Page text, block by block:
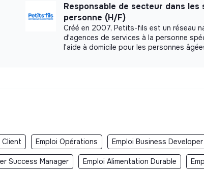
Responsable de secteur dans les
personne (H/F)
Créé en 2007, Petits-fils est un réseau
d'agences de services à la personne
l'aide à domicile pour les personnes
Emploi Opérations Emploi Business Developer
Success Manager Emploi Alimentation Durable